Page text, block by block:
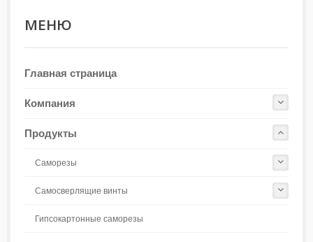
МЕНЮ
Главная страница
Компания
Продукты
Саморезы
Самосверлящие винты
Гипсокартонные саморезы